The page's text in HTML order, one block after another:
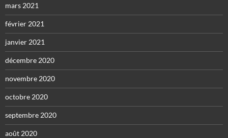
mars 2021
février 2021
janvier 2021
décembre 2020
novembre 2020
octobre 2020
septembre 2020
août 2020